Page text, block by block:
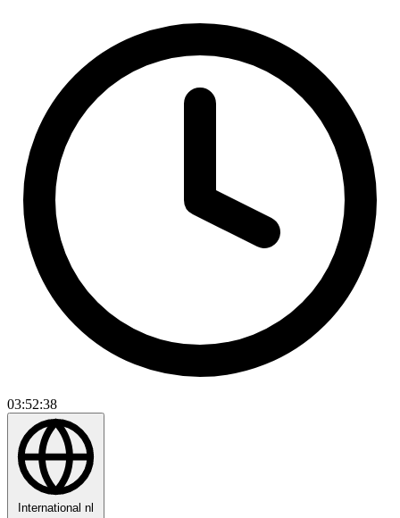
03:52:39
International nl